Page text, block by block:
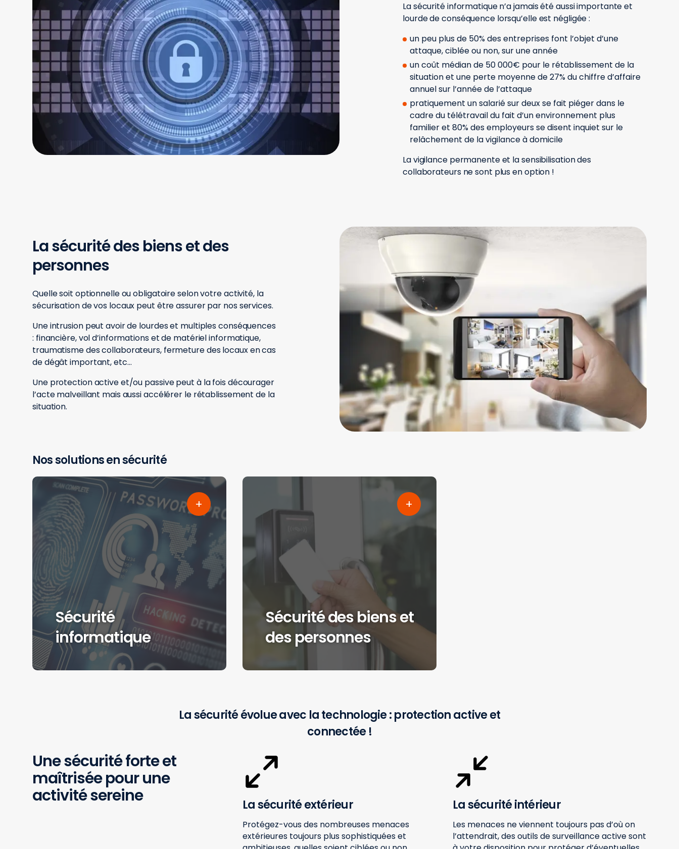
La sécurité informatique n’a jamais été aussi importante et
lourde de conséquence lorsqu’elle est négligée :
un peu plus de 50% des entreprises font l’objet d’une
attaque, ciblée ou non, sur une année
un coût médian de 50 000€ pour le rétablissement de la
situation et une perte moyenne de 27% du chiffre d’affaire
annuel sur l’année de l’attaque
pratiquement un salarié sur deux se fait piéger dans le
cadre du télétravail du fait d’un environnement plus
familier et 80% des employeurs se disent inquiet sur le
relâchement de la vigilance à domicile
La vigilance permanente et la sensibilisation des
collaborateurs ne sont plus en option !
La sécurité des biens et des
personnes
Quelle soit optionnelle ou obligatoire selon votre activité, la
sécurisation de vos locaux peut être assurer par nos services.
Une intrusion peut avoir de lourdes et multiples conséquences
: financière, vol d’informations et de matériel informatique,
traumatisme des collaborateurs, fermeture des locaux en cas
de dégât important, etc…
Une protection active et/ou passive peut à la fois décourager
l’acte malveillant mais aussi accélérer le rétablissement de la
situation.
Nos solutions en sécurité
Sécurité
informatique
Sécurité des biens et
des personnes
La sécurité évolue avec la technologie : protection active et
connectée !
Une sécurité forte et
maîtrisée pour une
activité sereine
La sécurité extérieur
Protégez-vous des nombreuses menaces
extérieures toujours plus sophistiquées et
La sécurité intérieur
Les menaces ne viennent toujours pas d’où on
l’attendrait, des outils de surveillance active sont